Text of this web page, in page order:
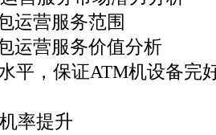
运营服务范围
运营服务价值分析
平，保证ATM机设备完
率提升